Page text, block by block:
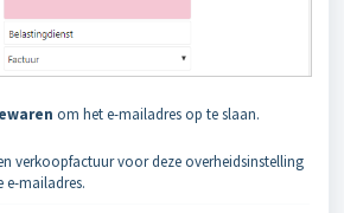
om het e-mailadres op te slaan.
verkoopfactuur voor deze overheidsinstelling
e-mailadres.